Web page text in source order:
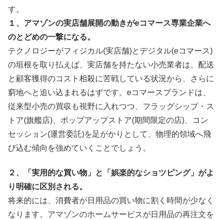
す。
１、アマゾンの実店舗展開の動きがeコマース専業企業へ
のとどめの一撃になる。
テクノロジーがフィジカル(実店舗)とデジタル(eコマース)
の垣根を取り払えば、実店舗を持たない小売業者は、配送
と顧客獲得のコスト相殺に苦戦している状況から、さらに
窮地へと追い込まれるはずです。eコマースブランドは、
従来型小売の買収も視野に入れつつ、フラッグシップ・ス
トア(旗艦店)、ポップアップストア(期間限定の店)、コン
セッション(運営委託)を足がかりとして、物理的領域へ飛
び込む傾向を強めていくことでしょう。
２、「実用的な買い物」と「娯楽的なショツピング」がよ
り明確に区別される。
将来的には、消費者が日用品の買い物に割く時間が少なく
なります。アマゾンのホームサービスが日用品の再注文を